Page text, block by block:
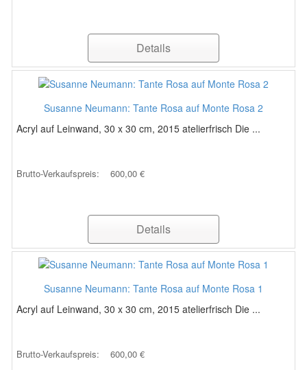
Details
Susanne Neumann: Tante Rosa auf Monte Rosa 2
Acryl auf Leinwand, 30 x 30 cm, 2015 atelierfrisch Die ...
Brutto-Verkaufspreis: 600,00 €
Details
Susanne Neumann: Tante Rosa auf Monte Rosa 1
Acryl auf Leinwand, 30 x 30 cm, 2015 atelierfrisch Die ...
Brutto-Verkaufspreis: 600,00 €